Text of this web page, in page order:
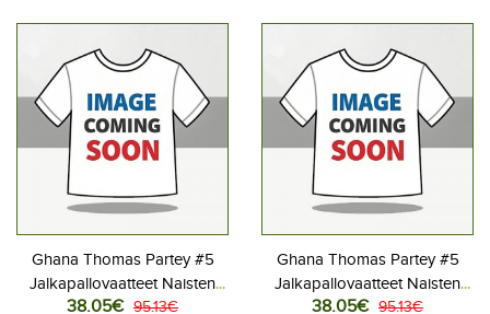
Ghana Thomas Partey #5
Jalkapallovaatteet Naisten
Kotipaita MM-kisat 2026
38.05€ 95.13€
Ghana Thomas Partey #5
Jalkapallovaatteet Naisten
Vieraspaita MM-kisat 2026
38.05€ 95.13€